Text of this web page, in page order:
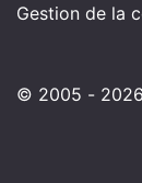
Gestion de la
© 2005 -